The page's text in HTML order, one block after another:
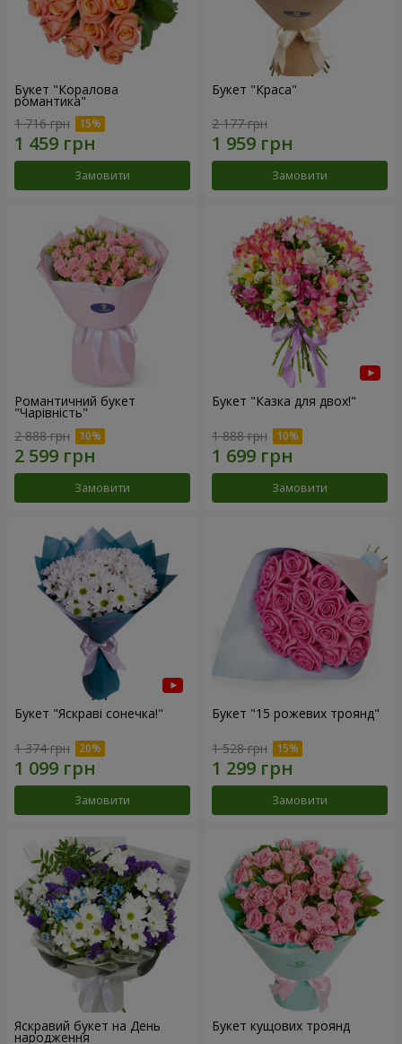
Букет "Коралова
романтика"
1 716 грн
Замовити
Букет "Краса"
2 177 грн
Замовити
Романтичний букет
"Чарівність"
2 888 грн
Замовити
Букет "Казка для двох!"
1 888 грн
Замовити
Букет "Яскраві сонечка!"
1 374 грн
Замовити
Букет "15 рожевих троянд"
1 528 грн
Замовити
Яскравий букет на День
народження
Букет кущових троянд